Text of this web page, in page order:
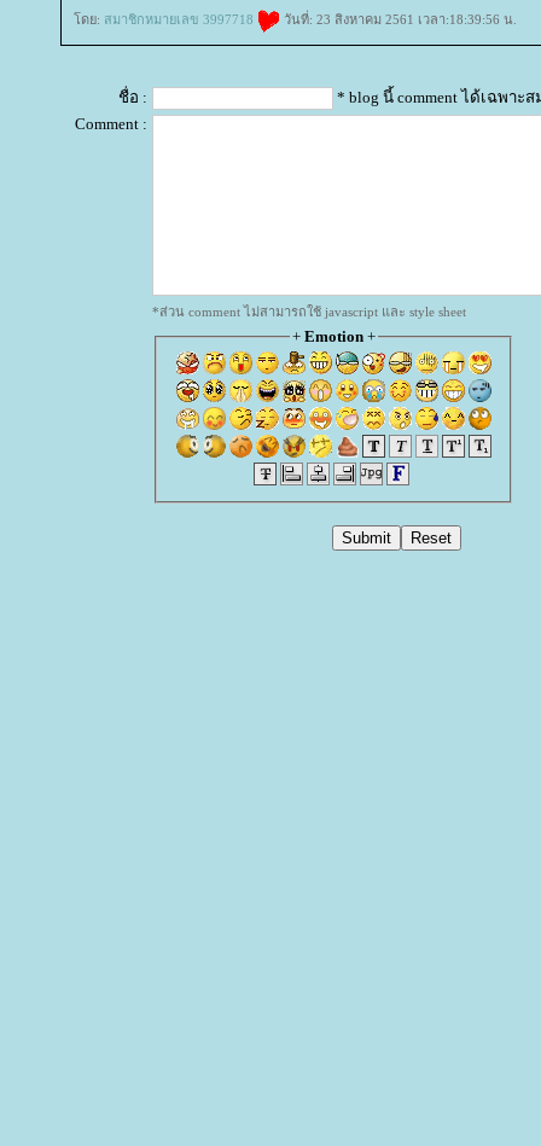
ดย: สมาชิกหมายเลข 3997718 วันที่: 23 สิงหาคม 2561 เวลา:18:39:56 น.
ชื่อ :
* blog นี้ comment ได้เฉพาะ
Comment :
*ส่วน comment ไม่สามารถใช้ javascript และ style sheet
+ Emotion+